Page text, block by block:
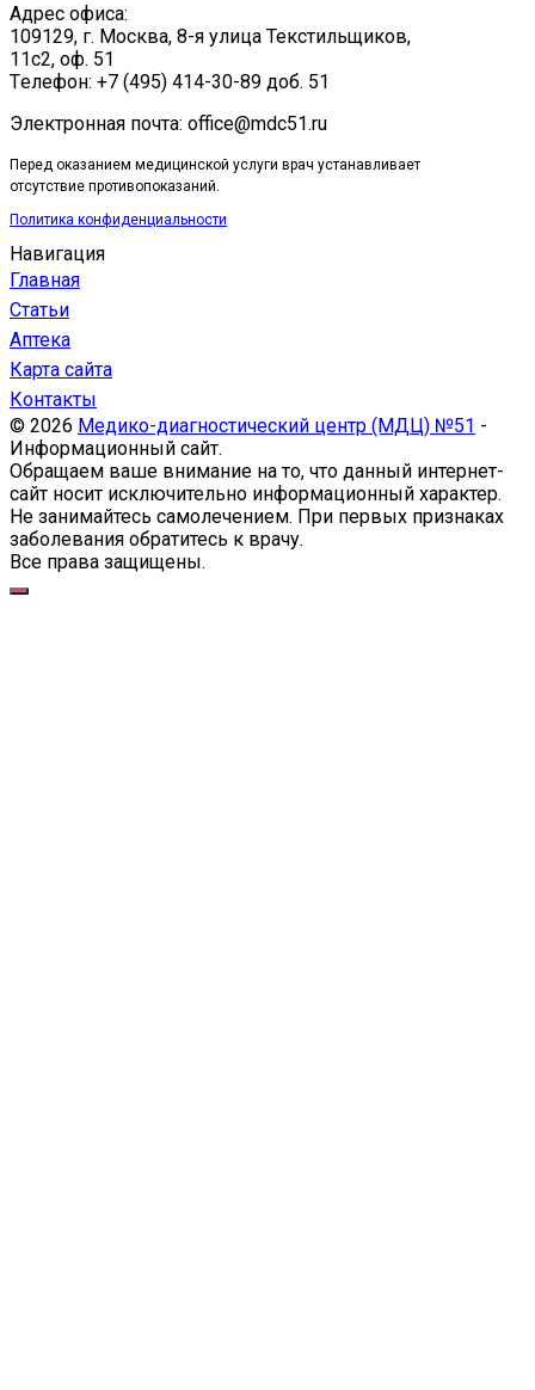
Адрес офиса:
109129, г. Москва, ​8-я улица Текстильщиков,
11с2, оф. 51
Tелефон: +7 (495) 414-30-89 доб. 51
Электронная почта: office@mdc51.ru
Перед оказанием медицинской услуги врач устанавливает
отсутствие противопоказаний.
Политика конфиденциальности
Навигация
Главная
Статьи
Аптека
Карта сайта
Контакты
© 2026 Медико-диагностический центр (МДЦ) №51 -
Информационный сайт.
Обращаем ваше внимание на то, что данный интернет-
сайт носит исключительно информационный характер.
Не занимайтесь самолечением. При первых признаках
заболевания обратитесь к врачу.
Все права защищены.